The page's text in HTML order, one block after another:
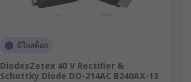
มีในสต็อก
DiodesZetex 40 V Rectifier &
Schottky Diode DO-214AC B240AX-13